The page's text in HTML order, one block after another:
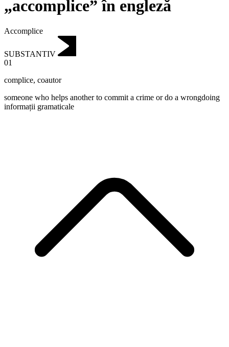
„accomplice” în engleză
Accomplice
SUBSTANTIV
01
complice, coautor
someone who helps another to commit a crime or do a wrongdoing
informații gramaticale